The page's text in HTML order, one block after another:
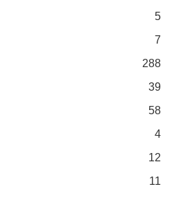
5
7
288
39
58
4
12
11